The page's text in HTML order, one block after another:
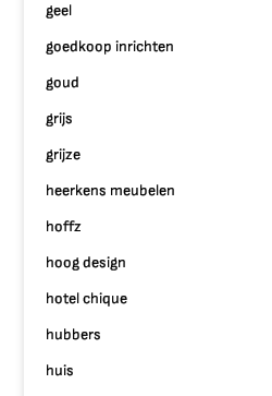
geel
goedkoop inrichten
goud
grijs
grijze
heerkens meubelen
hoffz
hoog design
hotel chique
hubbers
huis